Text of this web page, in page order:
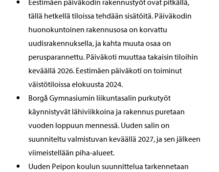
Eestimäen päiväkodin rakennustyöt ovat pitkällä,
tällä hetkellä tiloissa tehdään sisätöitä. Päiväkodin
huonokuntoinen rakennusosa on korvattu
uudisrakennuksella, ja kahta muuta osaa on
perusparannettu. Päiväkoti muuttaa takaisin tiloihin
keväällä 2026. Eestimäen päiväkoti on toiminut
väistötiloissa elokuusta 2024.
Borgå Gymnasiumin liikuntasalin purkutyöt
käynnistyvät lähiviikkoina ja rakennus puretaan
vuoden loppuun mennessä. Uuden salin on
suunniteltu valmistuvan keväällä 2027, ja sen jälkeen
viimeistellään piha-alueet.
Uuden Peipon koulun suunnittelua tarkennetaan